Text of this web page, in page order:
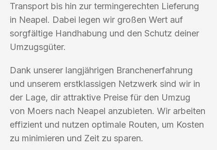
Transport bis hin zur termingerechten Lieferung
in Neapel. Dabei legen wir großen Wert auf
sorgfältige Handhabung und den Schutz deiner
Umzugsgüter.
Dank unserer langjährigen Branchenerfahrung
und unserem erstklassigen Netzwerk sind wir in
der Lage, dir attraktive Preise für den Umzug
von Moers nach Neapel anzubieten. Wir arbeiten
effizient und nutzen optimale Routen, um Kosten
zu minimieren und Zeit zu sparen.